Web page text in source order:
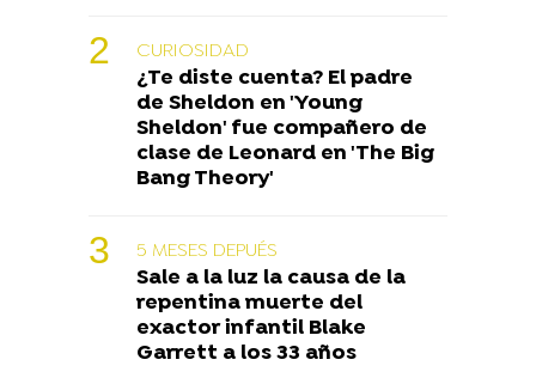
CURIOSIDAD
¿Te diste cuenta? El padre
de Sheldon en 'Young
Sheldon' fue compañero de
clase de Leonard en 'The Big
Bang Theory'
5 MESES DEPUÉS
Sale a la luz la causa de la
repentina muerte del
exactor infantil Blake
Garrett a los 33 años